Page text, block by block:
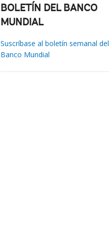
BOLETÍN DEL BANCO
MUNDIAL
Suscríbase al boletín semanal del
Banco Mundial